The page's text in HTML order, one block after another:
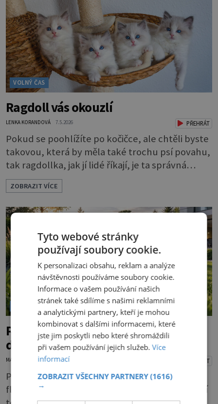
kovu, čímž vzniká elegantní a plnohodnotný
šperk vhodný pro každodenní nošení. Náramky
Kabbalah z
VOLNÝ ČAS
Ragdoll vás okouzlí
LENKA KORANDOVÁ 7.5.2026 PŘEHRÁT
Pokud se poohlížíte po kočičce, ale chtěli byste
takovou, která by měla také trochu psí povahu,
tak ragdollka, jak jí lidé říkají, je ta správná
volba. Ne nadarmo se jí říká také kočkopes. Má
krásné modré oči, které vás hned uhranou, a
jemný kožíšek. A je opravdu hodně veliká. To je
asi první dojem. Kocour může vážit až 10
kilogramů, kočička jen o něco méně. Dlouhá srst
a chlupatý oca
ZOBRAZIT VÍCE
VOLNÝ ČAS
Plevel ovládl váš trávník? Možná
děláte tuhle zásadní chybu
MARTIN MACOUREK 24.3.2026 PŘEHRÁT
Pokud váš trávník po zimě připomíná spíš
flekatý koberec než lákavý zelený porost, není
Tyto webové stránky
používají soubory cookie.
K personalizaci obsahu, reklam a analýze
návštěvnosti používáme soubory cookie.
Informace o vašem používání našich
stránek také sdílíme s našimi reklamními
a analytickými partnery, kteří je mohou
kombinovat s dalšími informacemi, které
jste jim poskytli nebo které shromáždili
při vašem používání jejich služeb.Více
informací
ZOBRAZIT VŠECHNY PARTNERY(1616)
→